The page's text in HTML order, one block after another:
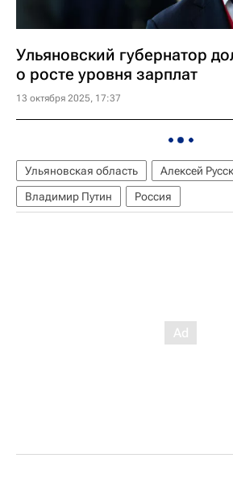
Ульяновский губернатор
о росте уровня зарплат
13 октября 2025, 17:37
Ульяновская область
Алексей
Владимир Путин
Россия